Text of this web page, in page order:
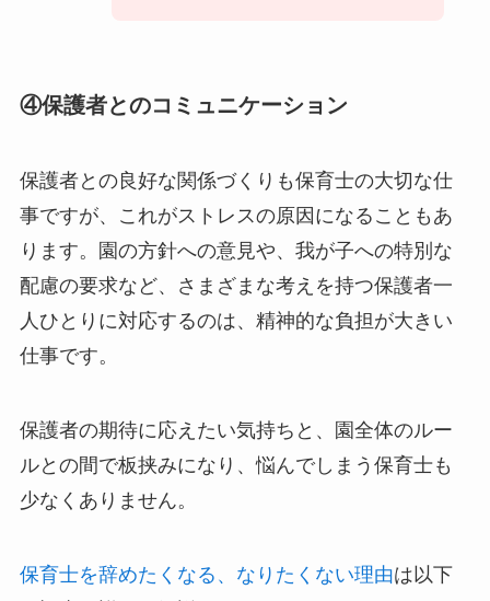
④保護者とのコミュニケーション
保護者との良好な関係づくりも保育士の大切な仕
事ですが、これがストレスの原因になることもあ
ります。園の方針への意見や、我が子への特別な
配慮の要求など、さまざまな考えを持つ保護者一
人ひとりに対応するのは、精神的な負担が大きい
仕事です。
保護者の期待に応えたい気持ちと、園全体のルー
ルとの間で板挟みになり、悩んでしまう保育士も
少なくありません。
保育士を辞めたくなる、なりたくない理由は以下